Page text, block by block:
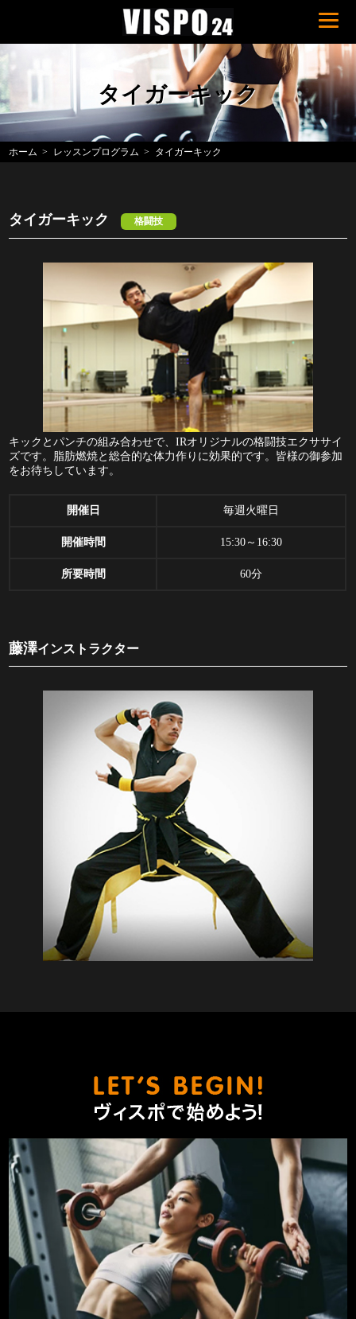
タイガーキック
ホーム レッスンプログラム タイガーキック
タイガーキック 格闘技
キックとパンチの組み合わせで、IRオリジナルの格闘技エクササイ
ズです。脂肪燃焼と総合的な体力作りに効果的です。皆様の御参加
をお待ちしています。
開催日 毎週火曜日
開催時間 15:30～16:30
所要時間 60分
藤澤インストラクター